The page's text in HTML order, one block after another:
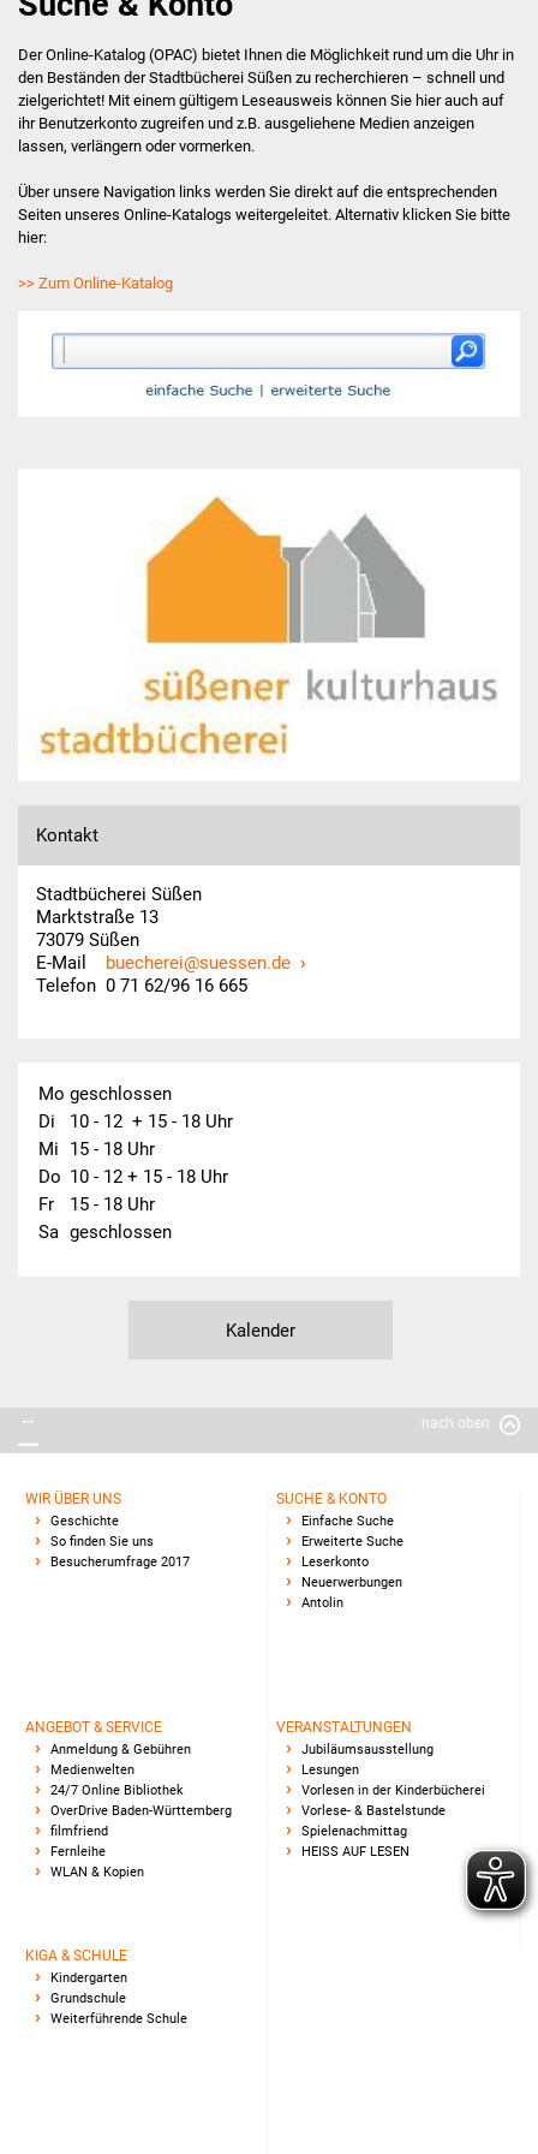
Antolin
Angebot & Service
Medienwelten
OverDrive Baden-
Württemberg
WLAN & Kopien
Veranstaltungen
Jubiläumsausstellung
Lesungen
Vorlesen in der
HEISS AUF LESEN
Der Online-Katalog (OPAC) bietet Ihnen die Möglichkeit rund um die Uhr in
den Beständen der Stadtbücherei Süßen zu recherchieren – schnell und
zielgerichtet! Mit einem gültigem Leseausweis können Sie hier auch auf
ihr Benutzerkonto zugreifen und z.B. ausgeliehene Medien anzeigen
lassen, verlängern oder vormerken.
Über unsere Navigation links werden Sie direkt auf die entsprechenden
Seiten unseres Online-Katalogs weitergeleitet. Alternativ klicken Sie bitte
hier:
>> Zum Online-Katalog
Kontakt
Stadtbücherei Süßen
Marktstraße 13
73079 Süßen
E-Mail buecherei@suessen.de
Telefon 0 71 62/96 16 665
Mo geschlossen
Di
10 - 12  + 15 - 18 Uhr
Mi
15 - 18 Uhr
Do 10 - 12 + 15 - 18 Uhr
Fr
15 - 18 Uhr
Sa geschlossen
Kalender
nach oben
WIR ÜBER UNS
Geschichte
So finden Sie uns
Besucherumfrage 2017
SUCHE & KONTO
Einfache Suche
Erweiterte Suche
Leserkonto
Neuerwerbungen
Antolin
ANGEBOT & SERVICE
Anmeldung & Gebühren
Medienwelten
24/7 Online Bibliothek
OverDrive Baden-Württemberg
filmfriend
Fernleihe
WLAN & Kopien
VERANSTALTUNGEN
Jubiläumsausstellung
Lesungen
Vorlesen in der Kinderbücherei
Vorlese- & Bastelstunde
Spielenachmittag
HEISS AUF LESEN
KIGA & SCHULE
Kindergarten
Grundschule
Weiterführende Schule